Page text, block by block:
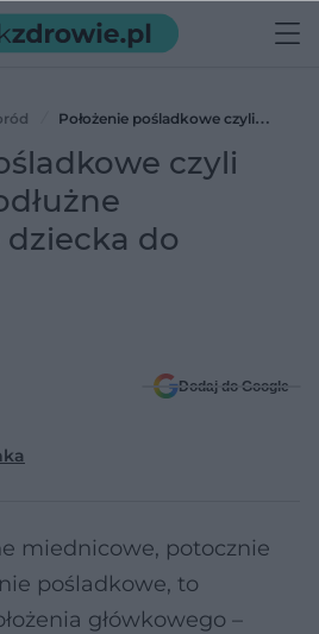
Położenie pośladkowe czyli
dziecka do poroduczyli
do
Dodaj do Google
miednicowe, potocznie
pośladkowe, to
główkowego –